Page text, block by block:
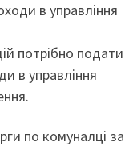
потрібно подати
в управління
по комуналці за